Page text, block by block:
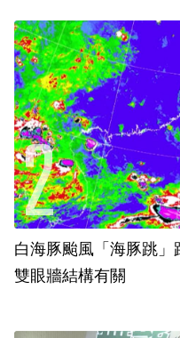
白海豚颱風「海豚跳
雙眼牆結構有關